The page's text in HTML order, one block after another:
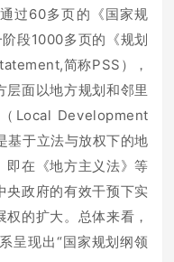
过60多页的《国家规
段1000多页的《规划
简称PSS），
层面以地方规划和邻里
Local Development
基于立法与放权下的地
即在《地方主义法》等
央政府的有效干预下实
的扩大。总体来看，
呈现出“国家规划纲领